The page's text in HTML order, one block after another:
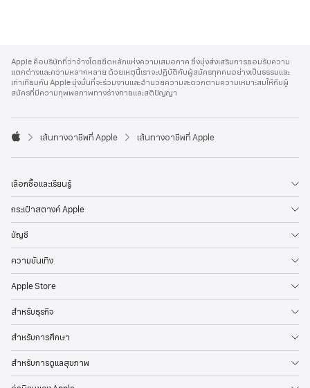
p
p
l
e
o
t
r
Apple คือบริษัทที่ว่าจ้างโดยยึดหลักแห่งความเสมอภาค ซึ่งมุ่งส่งเสริมการยอมรับความ
แตกต่างและความหลากหลาย ด้วยเหตุนี้เราจะปฏิบัติกับผู้สมัครทุกคนอย่างเป็นธรรมและ
เท่าเทียมกัน Apple มุ่งมั่นที่จะร่วมงานและอำนวยความสะดวกตามความเหมาะสมให้กับผู้
สมัครที่มีความทุพพลภาพทางร่างกายและสติปัญญา

p
l
เส้นทางอาชีพที่ Apple เส้นทางอาชีพที่ Apple
เลือกซื้อและเรียนรู้
กระเป๋าสตางค์ Apple
บัญชี
ความบันเทิง
Apple Store
สำหรับธุรกิจ
สำหรับการศึกษา
สำหรับการดูแลสุขภาพ